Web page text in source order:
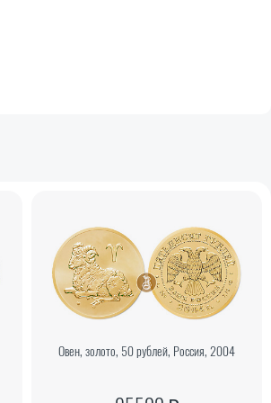
Овен, золото, 50 рублей, Россия, 2004